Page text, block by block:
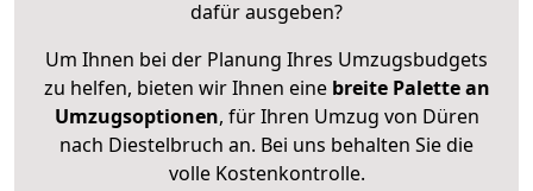
dafür ausgeben?
Um Ihnen bei der Planung Ihres Umzugsbudgets
zu helfen, bieten wir Ihnen eine breite Palette an
Umzugsoptionen, für Ihren Umzug von Düren
nach Diestelbruch an. Bei uns behalten Sie die
volle Kostenkontrolle.